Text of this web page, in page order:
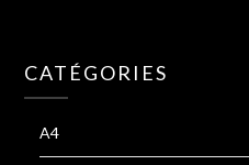
CATÉGORIES
A4